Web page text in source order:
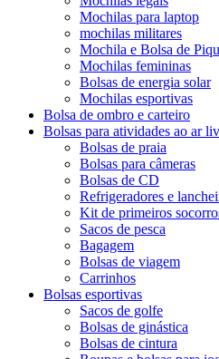
Mochilas para laptop
mochilas militares
Mochila e Bolsa de
Mochilas femininas
Bolsas de energia solar
Mochilas esportivas
Bolsa de ombro e carteiro
Bolsas para atividades ao ar
Bolsas de praia
Bolsas para câmeras
Bolsas de CD
Refrigeradores e
Kit de primeiros
Sacos de pesca
Bagagem
Bolsas de viagem
Carrinhos
Bolsas esportivas
Sacos de golfe
Bolsas de ginástica
Bolsas de cintura